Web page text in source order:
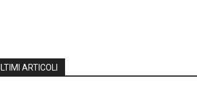
ARTICOLI